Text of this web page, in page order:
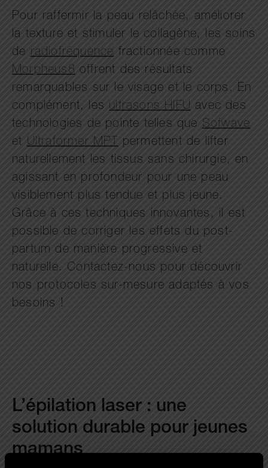
Pour raffermir la peau relâchée, améliorer
la texture et stimuler le collagène, les soins
de radiofréquence fractionnée comme
Morpheus8offrent des résultats
remarquables sur le visage et le corps. En
complément, lesultrasons HIFU avec des
technologies de pointe telles que Sofwave
etUltraformer MPTpermettent de lifter
naturellement les tissus sans chirurgie, en
agissant en profondeur pour une peau
visiblement plus tendue et plus jeune.
Grâce à ces techniques innovantes, il est
possible de corriger les effets du post-
partum de manière progressive et
naturelle. Contactez-nous pour découvrir
nos protocoles sur-mesure adaptés à vos
besoins !
L’épilation laser : une
solution durable pour jeunes
mamans